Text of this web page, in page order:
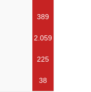
389
2.059
225
38